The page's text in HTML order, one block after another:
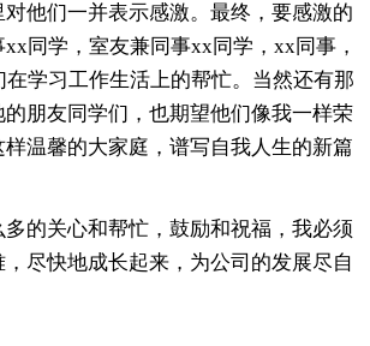
他们一并表示感激。最终，要感激的
同学，室友兼同事xx同学，xx同事，
学习工作生活上的帮忙。当然还有那
朋友同学们，也期望他们像我一样荣
温馨的大家庭，谱写自我人生的新篇
的关心和帮忙，鼓励和祝福，我必须
尽快地成长起来，为公司的发展尽自